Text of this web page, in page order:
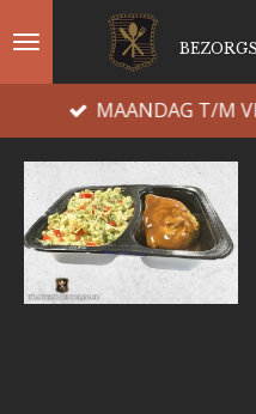
hoofdinhoud
MAANDAG T/M